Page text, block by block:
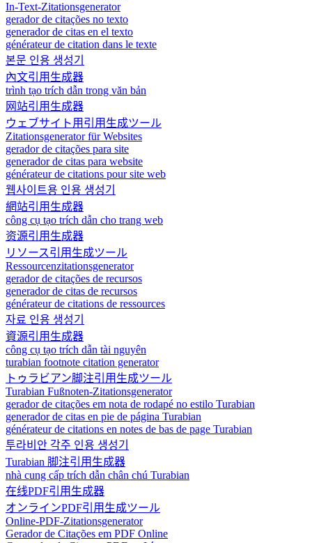
In-Text-Zitationsgenerator
gerador de citações no texto
generador de citas en el texto
générateur de citation dans le texte
본문 인용 생성기
內文引用生成器
trình tạo trích dẫn trong văn bản
网站引用生成器
ウェブサイト用引用生成ツール
Zitationsgenerator für Websites
gerador de citações para site
generador de citas para website
générateur de citations pour site web
웹사이트용 인용 생성기
網站引用生成器
công cụ tạo trích dẫn cho trang web
资源引用生成器
リソース引用生成ツール
Ressourcenzitationsgenerator
gerador de citações de recursos
generador de citas de recursos
générateur de citations de ressources
자료 인용 생성기
資源引用生成器
công cụ tạo trích dẫn tài nguyên
turabian footnote citation generator
トゥラビアン脚注引用生成ツール
Turabian Fußnoten-Zitationsgenerator
gerador de citações em nota de rodapé no estilo Turabian
generador de citas en pie de página Turabian
générateur de citations en notes de bas de page Turabian
투라비안 각주 인용 생성기
Turabian 脚注引用生成器
nhà cung cấp trích dẫn chân chú Turabian
在线PDF引用生成器
オンラインPDF引用生成ツール
Online-PDF-Zitationsgenerator
Gerador de Citações em PDF Online